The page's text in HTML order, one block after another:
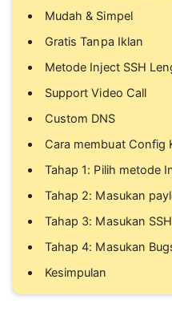
Mudah & Simpel
Gratis Tanpa Iklan
Metode Inject SSH
Support Video Call
Custom DNS
Cara membuat Config
Tahap 1: Pilih metode
Tahap 2: Masukan
Tahap 3: Masukan SSH
Tahap 4: Masukan
Kesimpulan